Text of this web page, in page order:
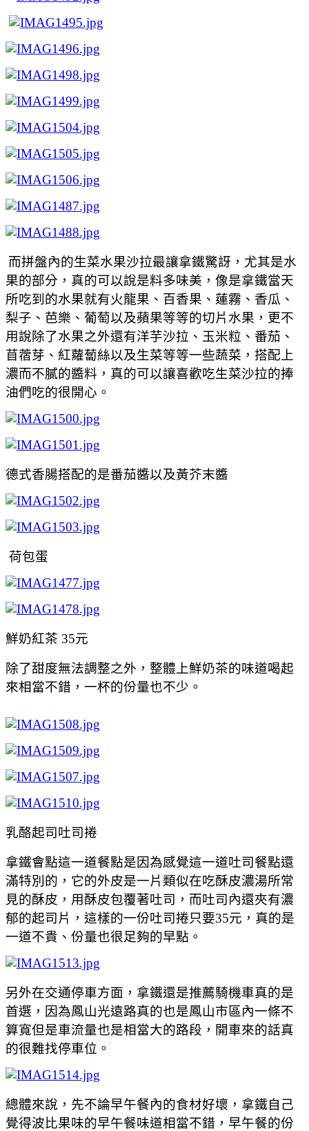
而拼盤內的生菜水果沙拉最讓拿鐵驚訝，尤其是水
果的部分，真的可以說是料多味美，像是拿鐵當天
所吃到的水果就有火龍果、百香果、蓮霧、香瓜、
梨子、芭樂、葡萄以及蘋果等等的切片水果，更不
用說除了水果之外還有洋芋沙拉、玉米粒、番茄、
苜蓿芽、紅蘿蔔絲以及生菜等等一些蔬菜，搭配上
濃而不膩的醬料，真的可以讓喜歡吃生菜沙拉的捧
油們吃的很開心。
德式香腸搭配的是番茄醬以及黃芥末醬
荷包蛋
鮮奶紅茶 35元
除了甜度無法調整之外，整體上鮮奶茶的味道喝起
來相當不錯，一杯的份量也不少。
乳酪起司吐司捲
拿鐵會點這一道餐點是因為感覺這一道吐司餐點還
滿特別的，它的外皮是一片類似在吃酥皮濃湯所常
見的酥皮，用酥皮包覆著吐司，而吐司內還夾有濃
郁的起司片，這樣的一份吐司捲只要35元，真的是
一道不貴、份量也很足夠的早點。
另外在交通停車方面，拿鐵還是推薦騎機車真的是
首選，因為鳳山光遠路真的也是鳳山市區內一條不
算寬但是車流量也是相當大的路段，開車來的話真
的很難找停車位。
總體來說，先不論早午餐內的食材好壞，拿鐵自己
覺得波比果味的早午餐味道相當不錯，早午餐的份